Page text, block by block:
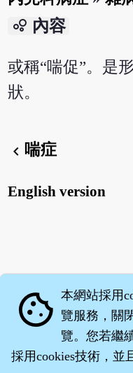
bubble_chart 內容
或稱“喘促”。是
狀。
chevron_left喘症
English version
cookie 本網站採用
覽服務，關
覽。您若繼
採用cookies技術，並